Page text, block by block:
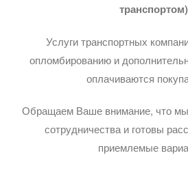
транспортом)
Услуги транспортных
опломбированию и
оплачиваются
Обращаем Ваше внимание, что мы
сотрудничества и готовы
приемлемые